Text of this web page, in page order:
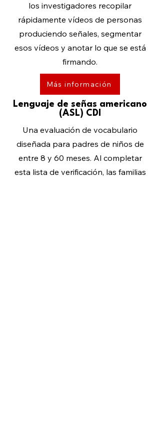
los investigadores recopilar
rápidamente vídeos de personas
produciendo señales, segmentar
esos vídeos y anotar lo que se está
firmando.
Más información
Lenguaje de señas americano
(ASL) CDI
Una evaluación de vocabulario
diseñada para padres de niños de
entre 8 y 60 meses. Al completar
esta lista de verificación, las familias